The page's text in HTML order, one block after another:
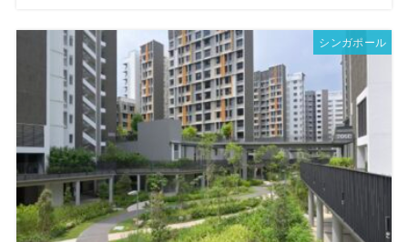
シンガポール